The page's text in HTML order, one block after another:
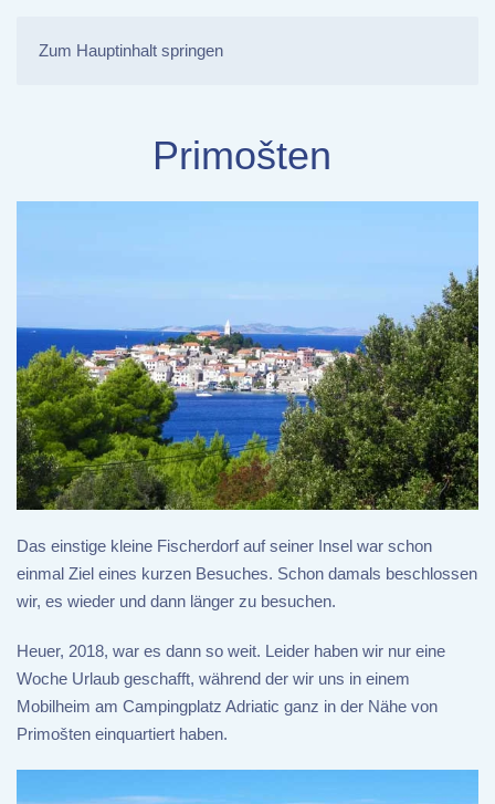
Zum Hauptinhalt springen
Primošten
Das einstige kleine Fischerdorf auf seiner Insel war schon
einmal Ziel eines kurzen Besuches. Schon damals beschlossen
wir, es wieder und dann länger zu besuchen.
Heuer, 2018, war es dann so weit. Leider haben wir nur eine
Woche Urlaub geschafft, während der wir uns in einem
Mobilheim am Campingplatz Adriatic ganz in der Nähe von
Primošten einquartiert haben.